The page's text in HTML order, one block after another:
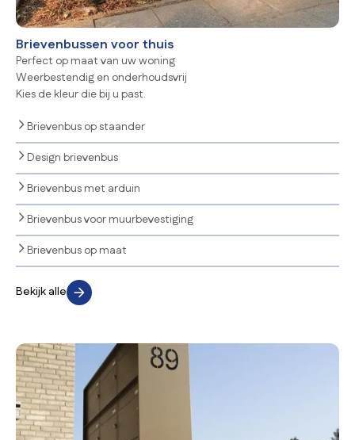
Brievenbussen voor thuis
Perfect op maat van uw woning
Weerbestendig en onderhoudsvrij
Kies de kleur die bij u past.
Brievenbus op staander
Design brievenbus
Brievenbus met arduin
Brievenbus voor muurbevestiging
Brievenbus op maat
Bekijk alle